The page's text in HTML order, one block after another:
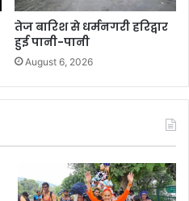
तेज बारिश से धर्मनगरी हरिद्वार
हुई पानी-पानी
August 6, 2026